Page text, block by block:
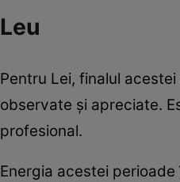
Leu
Pentru Lei, finalul
observate și apreciate.
profesional.
Energia acestei